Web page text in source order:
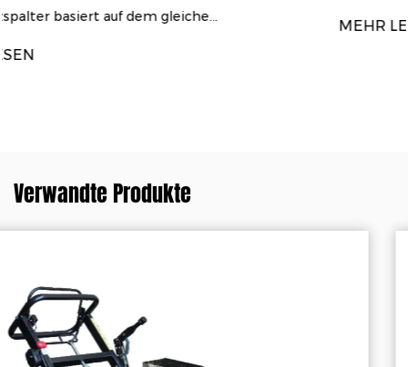
MEHR LESEN
Verwandte Produkte